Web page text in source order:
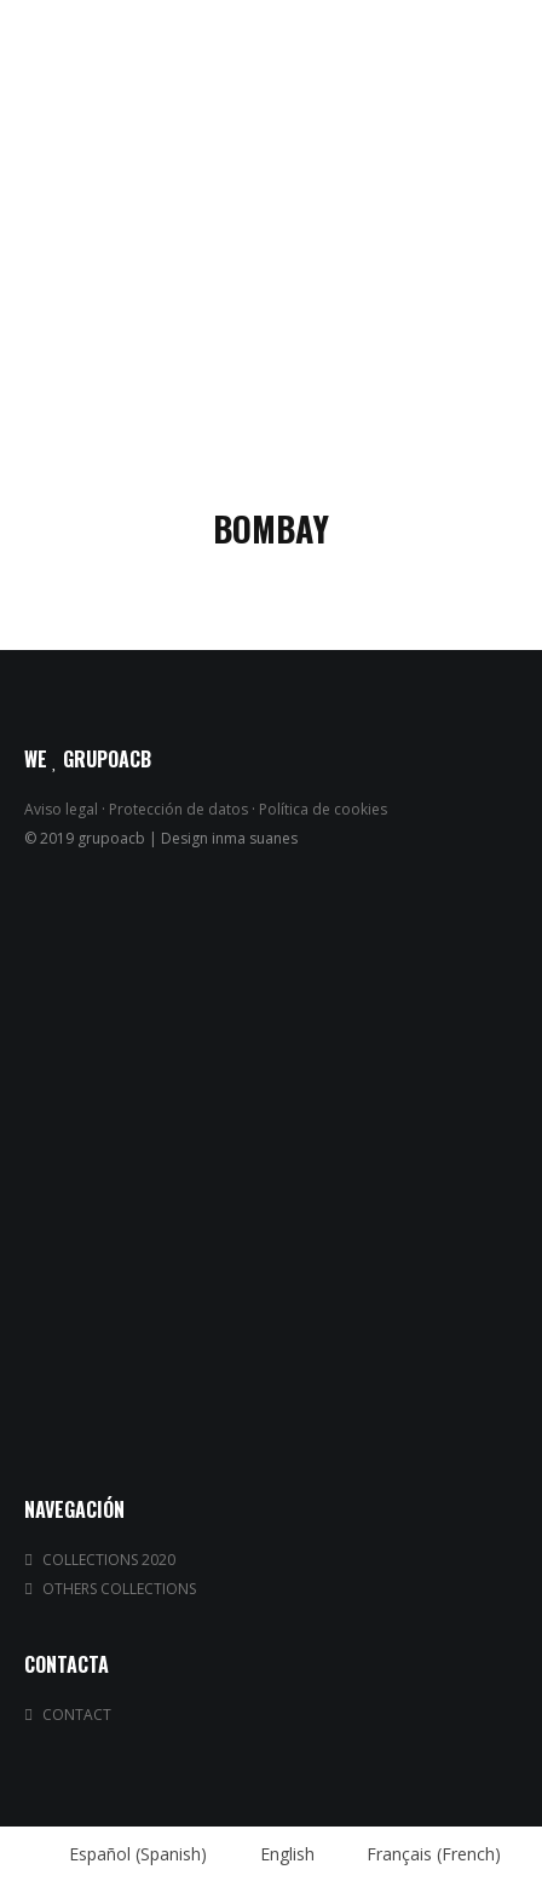
BOMBAY
WE GRUPOACB
Aviso legal · Protección de datos · Política de cookies
© 2019 grupoacb | Design inma suanes
NAVEGACIÓN
COLLECTIONS 2020
OTHERS COLLECTIONS
CONTACTA
CONTACT
Español (Spanish) English Français (French)